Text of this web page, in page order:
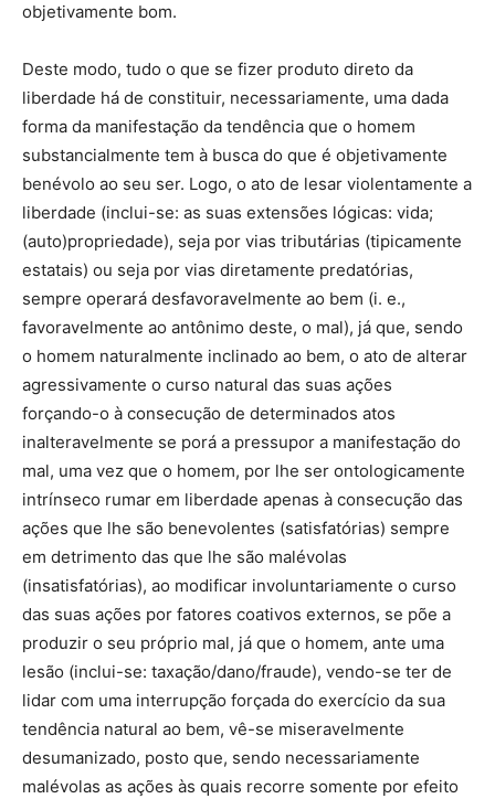
objetivamente bom.
Deste modo, tudo o que se fizer produto direto da
liberdade há de constituir, necessariamente, uma dada
forma da manifestação da tendência que o homem
substancialmente tem à busca do que é objetivamente
benévolo ao seu ser. Logo, o ato de lesar violentamente a
liberdade (inclui-se: as suas extensões lógicas: vida;
(auto)propriedade), seja por vias tributárias (tipicamente
estatais) ou seja por vias diretamente predatórias,
sempre operará desfavoravelmente ao bem (i. e.,
favoravelmente ao antônimo deste, o mal), já que, sendo
o homem naturalmente inclinado ao bem, o ato de alterar
agressivamente o curso natural das suas ações
forçando-o à consecução de determinados atos
inalteravelmente se porá a pressupor a manifestação do
mal, uma vez que o homem, por lhe ser ontologicamente
intrínseco rumar em liberdade apenas à consecução das
ações que lhe são benevolentes (satisfatórias) sempre
em detrimento das que lhe são malévolas
(insatisfatórias), ao modificar involuntariamente o curso
das suas ações por fatores coativos externos, se põe a
produzir o seu próprio mal, já que o homem, ante uma
lesão (inclui-se: taxação/dano/fraude), vendo-se ter de
lidar com uma interrupção forçada do exercício da sua
tendência natural ao bem, vê-se miseravelmente
desumanizado, posto que, sendo necessariamente
malévolas as ações às quais recorre somente por efeito